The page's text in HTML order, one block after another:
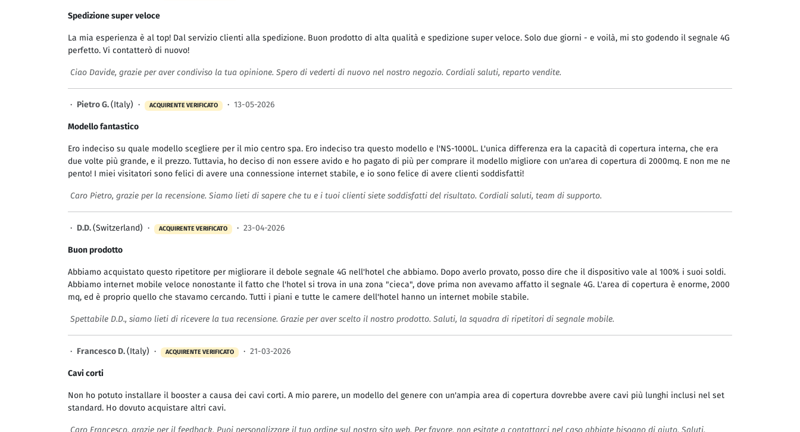
Spedizione super veloce
La mia esperienza è al top! Dal servizio clienti alla spedizione. Buon prodotto di alta qualità e spedizione super veloce. Solo due giorni - e voilà, mi sto godendo il segnale 4G
perfetto. Vi contatterò di nuovo!
Ciao Davide, grazie per aver condiviso la tua opinione. Spero di vederti di nuovo nel nostro negozio. Cordiali saluti, reparto vendite.
· Pietro G.(Italy) · ACQUIRENTE VERIFICATO · 13-05-2026
Modello fantastico
Ero indeciso su quale modello scegliere per il mio centro spa. Ero indeciso tra questo modello e l'NS-1000L. L'unica differenza era la capacità di copertura interna, che era
due volte più grande, e il prezzo. Tuttavia, ho deciso di non essere avido e ho pagato di più per comprare il modello migliore con un'area di copertura di 2000mq. E non me ne
pento! I miei visitatori sono felici di avere una connessione internet stabile, e io sono felice di avere clienti soddisfatti!
Caro Pietro, grazie per la recensione. Siamo lieti di sapere che tu e i tuoi clienti siete soddisfatti del risultato. Cordiali saluti, team di supporto.
· D.D.(Switzerland) · ACQUIRENTE VERIFICATO · 23-04-2026
Buon prodotto
Abbiamo acquistato questo ripetitore per migliorare il debole segnale 4G nell'hotel che abbiamo. Dopo averlo provato, posso dire che il dispositivo vale al 100% i suoi soldi.
Abbiamo internet mobile veloce nonostante il fatto che l'hotel si trova in una zona "cieca", dove prima non avevamo affatto il segnale 4G. L'area di copertura è enorme, 2000
mq, ed è proprio quello che stavamo cercando. Tutti i piani e tutte le camere dell'hotel hanno un internet mobile stabile.
Spettabile D.D., siamo lieti di ricevere la tua recensione. Grazie per aver scelto il nostro prodotto. Saluti, la squadra di ripetitori di segnale mobile.
· Francesco D.(Italy) · ACQUIRENTE VERIFICATO · 21-03-2026
Cavi corti
Non ho potuto installare il booster a causa dei cavi corti. A mio parere, un modello del genere con un'ampia area di copertura dovrebbe avere cavi più lunghi inclusi nel set
standard. Ho dovuto acquistare altri cavi.